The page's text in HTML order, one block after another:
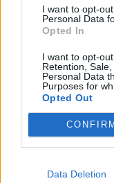
I want to opt-
Personal Data
Opted In
I want to opt-
Retention,
Personal Data
Purposes for
Opted Out
CONFIRM
Data Deletion
19 Dezember 2024
*schokolade61* gefällt dies.
Lebende
Dame.........E
lissy_kindgefällt dies.